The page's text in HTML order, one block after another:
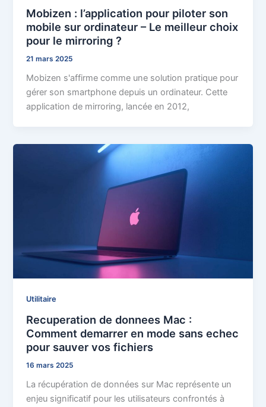
Mobizen : l’application pour piloter son
mobile sur ordinateur – Le meilleur choix
pour le mirroring ?
21 mars 2025
Mobizen s'affirme comme une solution pratique pour
gérer son smartphone depuis un ordinateur. Cette
application de mirroring, lancée en 2012,
Utilitaire
Recuperation de donnees Mac :
Comment demarrer en mode sans echec
pour sauver vos fichiers
16 mars 2025
La récupération de données sur Mac représente un
enjeu significatif pour les utilisateurs confrontés à